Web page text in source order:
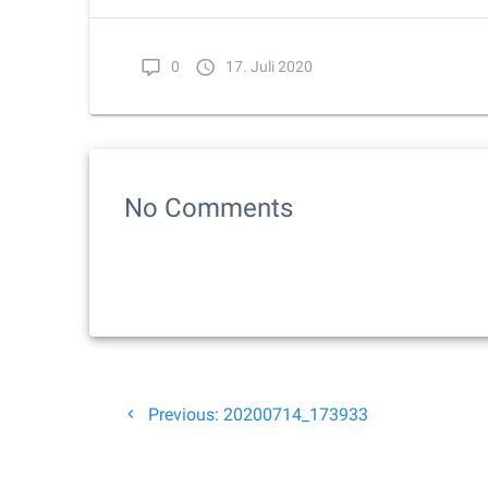
0 17. Juli 2020
No Comments
Beitragsnavigation
Previous: Previous
20200714_173933